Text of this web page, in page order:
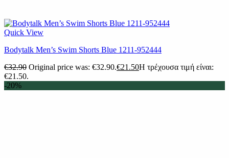
Quick View
Bodytalk Men’s Swim Shorts Blue 1211-952444
€32.90 Original price was: €32.90.€21.50Η τρέχουσα τιμή είναι:
€21.50.
-20%